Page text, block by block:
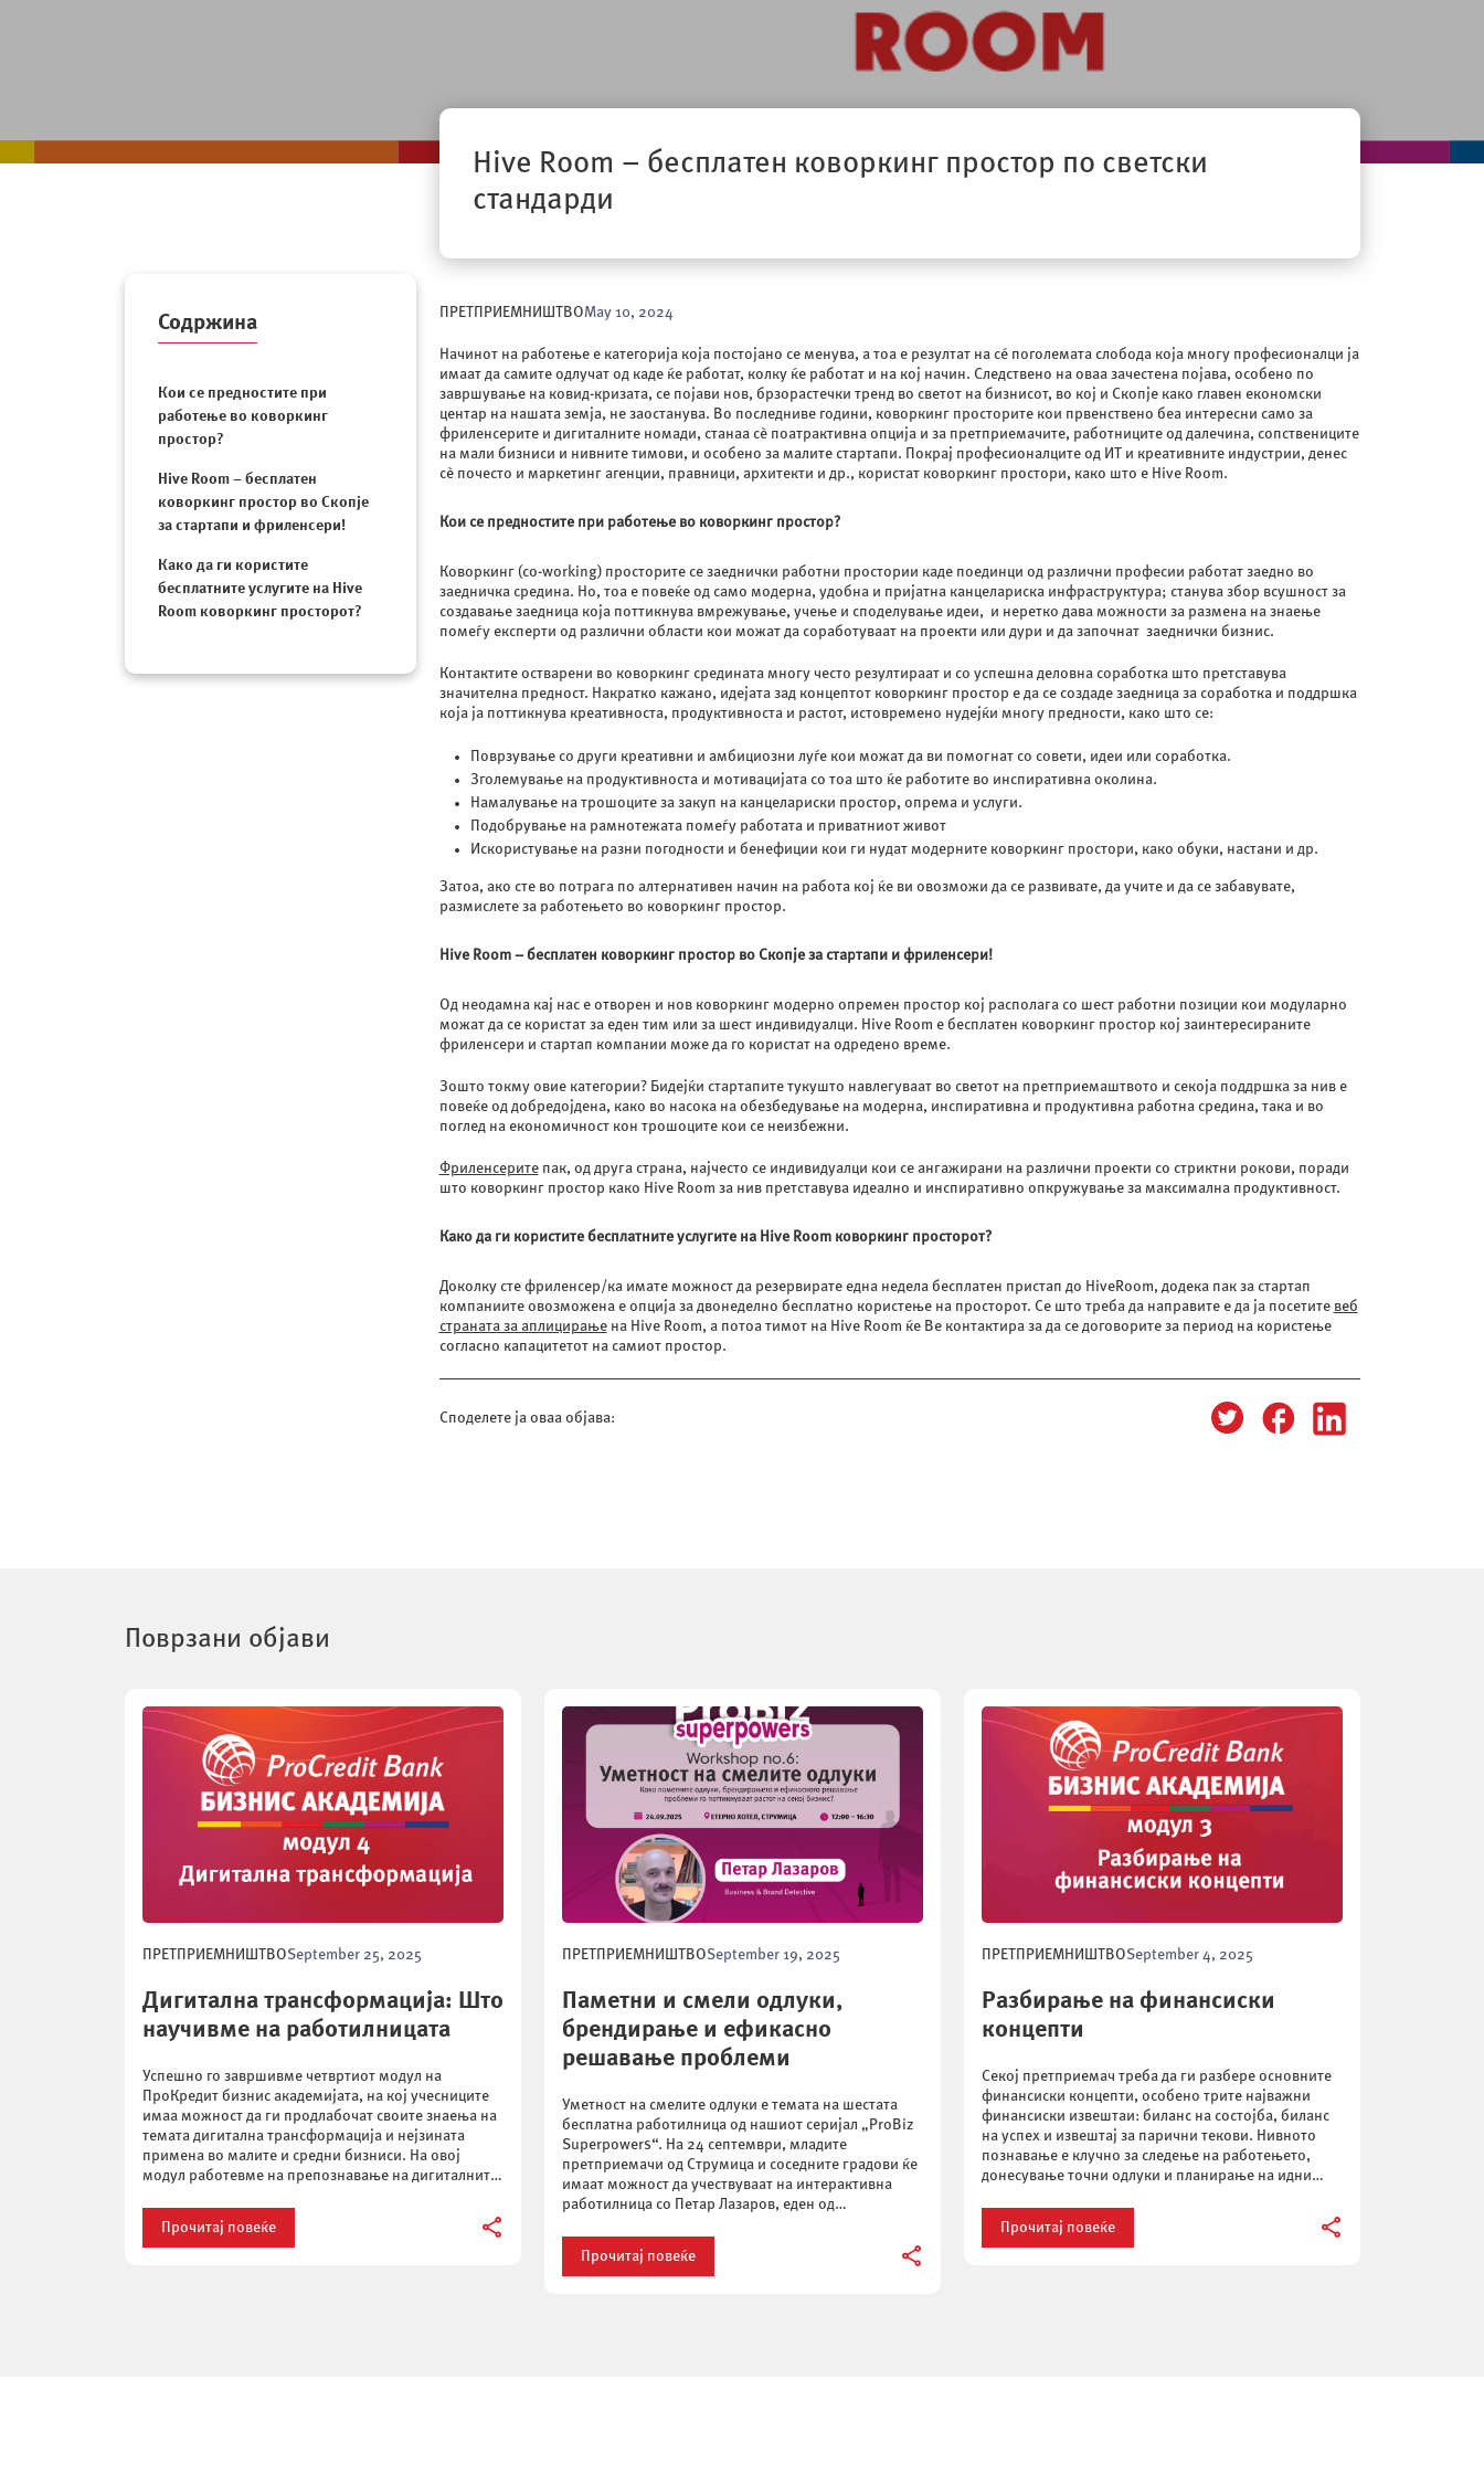
Содржина
Кои се предностите при
работење во коворкинг
простор?
Hive Room – бесплатен
коворкинг простор во Скопје
за стартапи и фриленсери!
Како да ги користите
бесплатните услугите на Hive
Room коворкинг просторот?
Hive Room – бесплатен коворкинг простор по светски
стандарди
ПРЕТПРИЕМНИШТВОMay 10, 2024
Начинот на работење е категорија која постојано се менува, а тоа е резултат на сé поголемата слобода која многу професионалци ја
имаат да самите одлучат од каде ќе работат, колку ќе работат и на кој начин. Следствено на оваа зачестена појава, особено по
завршување на ковид-кризата, се појави нов, брзорастечки тренд во светот на бизнисот, во кој и Скопје како главен економски
центар на нашата земја, не заостанува. Во последниве години, коворкинг просторите кои првенствено беа интересни само за
фриленсерите и дигиталните номади, станаа сè поатрактивна опција и за претприемачите, работниците од далечина, сопствениците
на мали бизниси и нивните тимови, и особено за малите стартапи. Покрај професионалците од ИТ и креативните индустрии, денес
сѐ почесто и маркетинг агенции, правници, архитекти и др., користат коворкинг простори, како што е Hive Room.
Кои се предностите при работење во коворкинг простор?
Коворкинг (co-working) просторите се заеднички работни простории каде поединци од различни професии работат заедно во
заедничка средина. Но, тоа е повеќе од само модерна, удобна и пријатна канцелариска инфраструктура; станува збор всушност за
создавање заедница која поттикнува вмрежување, учење и споделување идеи, и неретко дава можности за размена на знаење
помеѓу експерти од различни области кои можат да соработуваат на проекти или дури и да започнат заеднички бизнис.
Контактите остварени во коворкинг средината многу често резултираат и со успешна деловна соработка што претставува
значителна предност. Накратко кажано, идејата зад концептот коворкинг простор е да се создаде заедница за соработка и поддршка
која ја поттикнува креативноста, продуктивноста и растот, истовремено нудејќи многу предности, како што се:
Поврзување со други креативни и амбициозни луѓе кои можат да ви помогнат со совети, идеи или соработка.
Зголемување на продуктивноста и мотивацијата со тоа што ќе работите во инспиративна околина.
Намалување на трошоците за закуп на канцелариски простор, опрема и услуги.
Подобрување на рамнотежата помеѓу работата и приватниот живот
Искористување на разни погодности и бенефиции кои ги нудат модерните коворкинг простори, како обуки, настани и др.
Затоа, ако сте во потрага по алтернативен начин на работа кој ќе ви овозможи да се развивате, да учите и да се забавувате,
размислете за работењето во коворкинг простор.
Hive Room – бесплатен коворкинг простор во Скопје за стартапи и фриленсери!
Од неодамна кај нас е отворен и нов коворкинг модерно опремен простор кој располага со шест работни позиции кои модуларно
можат да се користат за еден тим или за шест индивидуалци. Hive Room е бесплатен коворкинг простор кој заинтересираните
фриленсери и стартап компании може да го користат на одредено време.
Зошто токму овие категории? Бидејќи стартапите тукушто навлегуваат во светот на претприемаштвото и секоја поддршка за нив е
повеќе од добредојдена, како во насока на обезбедување на модерна, инспиративна и продуктивна работна средина, така и во
поглед на економичност кон трошоците кои се неизбежни.
Фриленсеритепак, од друга страна, најчесто се индивидуалци кои се ангажирани на различни проекти со стриктни рокови, поради
што коворкинг простор како Hive Room за нив претставува идеално и инспиративно опкружување за максимална продуктивност.
Како да ги користите бесплатните услугите на Hive Room коворкинг просторот?
Доколку сте фриленсер/ка имате можност да резервирате една недела бесплатен пристап до HiveRoom, додека пак за стартап
компаниите овозможена е опција за двонеделно бесплатно користење на просторот. Се што треба да направите е да ја посетите веб
страната за аплицирањена Hive Room, а потоа тимот на Hive Room ќе Ве контактира за да се договорите за период на користење
согласно капацитетот на самиот простор.
Споделете ја оваа објава:
Поврзани објави
ПРЕТПРИЕМНИШТВОSeptember 25, 2025
Дигитална трансформација: Што
научивме на работилницата
Успешно го завршивме четвртиот модул на
ПроКредит бизнис академијата, на кој учесниците
имаа можност да ги продлабочат своите знаења на
темата дигитална трансформација и нејзината
примена во малите и средни бизниси. На овој
модул работевме на препознавање на дигиталните
најновите алатки кои […]
Прочитај повеќе
ПРЕТПРИЕМНИШТВОSeptember 19, 2025
Паметни и смели одлуки,
брендирање и ефикасно
решавање проблеми
Уметност на смелите одлуки е темата на шестата
бесплатна работилница од нашиот серијал „ProBiz
Superpowers“. На 24 септември, младите
претприемачи од Струмица и соседните градови ќе
имаат можност да учествуваат на интерактивна
работилница со Петар Лазаров, еден од
зошто треба […]
Прочитај повеќе
ПРЕТПРИЕМНИШТВОSeptember 4, 2025
Разбирање на финансиски
концепти
Секој претприемач треба да ги разбере основните
финансиски концепти, особено трите најважни
финансиски извештаи: биланс на состојба, биланс
на успех и извештај за парични текови. Нивното
познавање е клучно за следење на работењето,
донесување точни одлуки и планирање на идни
тековната […]
Прочитај повеќе